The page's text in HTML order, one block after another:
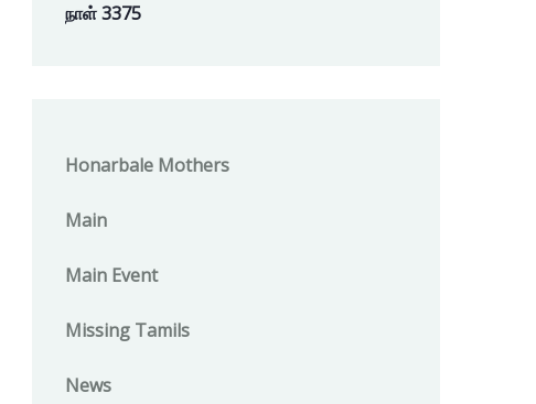
நாள் 3375
Honarbale Mothers
Main
Main Event
Missing Tamils
News